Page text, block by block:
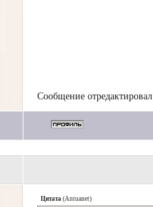
Сообщение отредактировал
Цитата (Antuanet)